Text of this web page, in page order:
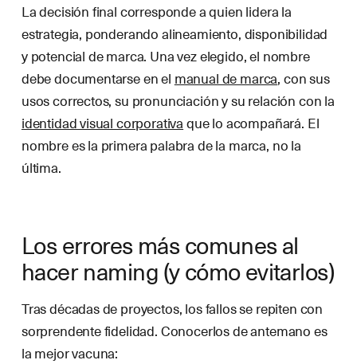
La decisión final corresponde a quien lidera la
estrategia, ponderando alineamiento, disponibilidad
y potencial de marca. Una vez elegido, el nombre
debe documentarse en el manual de marca, con sus
usos correctos, su pronunciación y su relación con la
identidad visual corporativaque lo acompañará. El
nombre es la primera palabra de la marca, no la
última.
Los errores más comunes al
hacer naming (y cómo evitarlos)
Tras décadas de proyectos, los fallos se repiten con
sorprendente fidelidad. Conocerlos de antemano es
la mejor vacuna: